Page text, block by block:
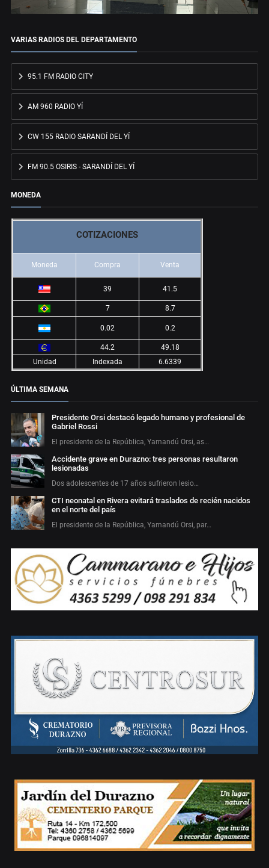
VARIAS RADIOS DEL DEPARTAMENTO
95.1 FM RADIO CITY
AM 960 RADIO YÍ
CW 155 RADIO SARANDÍ DEL YÍ
FM 90.5 OSIRIS - SARANDÍ DEL YÍ
MONEDA
COTIZACIONES
Moneda Compra Venta
39 41.5
7 8.7
0.02 0.2
44.2
49.18
Unidad
Indexada 6.6339
ÚLTIMA SEMANA
Presidente Orsi destacó legado humano y profesional de
Gabriel Rossi
El presidente de la República, Yamandú Orsi, as…
Accidente grave en Durazno: tres personas resultaron
lesionadas
Dos adolescentes de 17 años sufrieron lesio…
CTI neonatal en Rivera evitará traslados de recién nacidos
en el norte del país
El presidente de la República, Yamandú Orsi, par…